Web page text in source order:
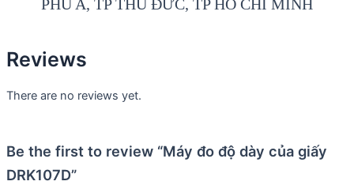
PHÚ A, TP THỦ ĐỨC, TP HỒ CHÍ MINH
Reviews
There are no reviews yet.
Be the first to review “Máy đo độ dày của giấy
DRK107D”